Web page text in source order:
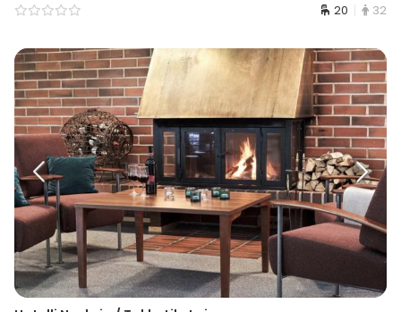
20 32